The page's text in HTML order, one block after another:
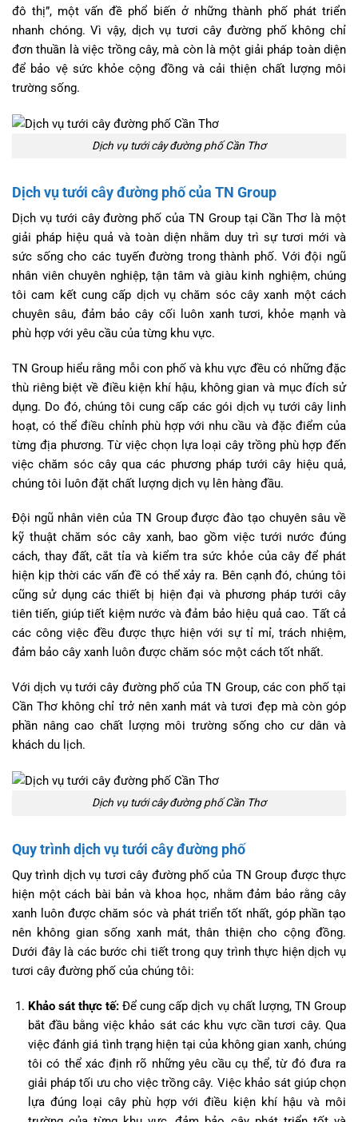
đô thị”, một vấn đề phổ biến ở những thành phố phát triển
nhanh chóng. Vì vậy, dịch vụ tươi cây đường phố không chỉ
đơn thuần là việc trồng cây, mà còn là một giải pháp toàn diện
để bảo vệ sức khỏe cộng đồng và cải thiện chất lượng môi
trường sống.
Dịch vụ tưới cây đường phố Cần Thơ
Dịch vụ tưới cây đường phố của TN Group
Dịch vụ tưới cây đường phố của TN Group tại Cần Thơ là một
giải pháp hiệu quả và toàn diện nhằm duy trì sự tươi mới và
sức sống cho các tuyến đường trong thành phố. Với đội ngũ
nhân viên chuyên nghiệp, tận tâm và giàu kinh nghiệm, chúng
tôi cam kết cung cấp dịch vụ chăm sóc cây xanh một cách
chuyên sâu, đảm bảo cây cối luôn xanh tươi, khỏe mạnh và
phù hợp với yêu cầu của từng khu vực.
TN Group hiểu rằng mỗi con phố và khu vực đều có những đặc
thù riêng biệt về điều kiện khí hậu, không gian và mục đích sử
dụng. Do đó, chúng tôi cung cấp các gói dịch vụ tưới cây linh
hoạt, có thể điều chỉnh phù hợp với nhu cầu và đặc điểm của
từng địa phương. Từ việc chọn lựa loại cây trồng phù hợp đến
việc chăm sóc cây qua các phương pháp tưới cây hiệu quả,
chúng tôi luôn đặt chất lượng dịch vụ lên hàng đầu.
Đội ngũ nhân viên của TN Group được đào tạo chuyên sâu về
kỹ thuật chăm sóc cây xanh, bao gồm việc tưới nước đúng
cách, thay đất, cắt tỉa và kiểm tra sức khỏe của cây để phát
hiện kịp thời các vấn đề có thể xảy ra. Bên cạnh đó, chúng tôi
cũng sử dụng các thiết bị hiện đại và phương pháp tưới cây
tiên tiến, giúp tiết kiệm nước và đảm bảo hiệu quả cao. Tất cả
các công việc đều được thực hiện với sự tỉ mỉ, trách nhiệm,
đảm bảo cây xanh luôn được chăm sóc một cách tốt nhất.
Với dịch vụ tưới cây đường phố của TN Group, các con phố tại
Cần Thơ không chỉ trở nên xanh mát và tươi đẹp mà còn góp
phần nâng cao chất lượng môi trường sống cho cư dân và
khách du lịch.
Dịch vụ tưới cây đường phố Cần Thơ
Quy trình dịch vụ tưới cây đường phố
Quy trình dịch vụ tươi cây đường phố của TN Group được thực
hiện một cách bài bản và khoa học, nhằm đảm bảo rằng cây
xanh luôn được chăm sóc và phát triển tốt nhất, góp phần tạo
nên không gian sống xanh mát, thân thiện cho cộng đồng.
Dưới đây là các bước chi tiết trong quy trình thực hiện dịch vụ
tươi cây đường phố của chúng tôi:
Khảo sát thực tế: Để cung cấp dịch vụ chất lượng, TN Group
bắt đầu bằng việc khảo sát các khu vực cần tươi cây. Qua
việc đánh giá tình trạng hiện tại của không gian xanh, chúng
tôi có thể xác định rõ những yêu cầu cụ thể, từ đó đưa ra
giải pháp tối ưu cho việc trồng cây. Việc khảo sát giúp chọn
lựa đúng loại cây phù hợp với điều kiện khí hậu và môi